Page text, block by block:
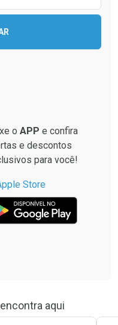
Ativar Desconto
Comprar sem Desconto
o APP e confira
e descontos
para você!
aqui